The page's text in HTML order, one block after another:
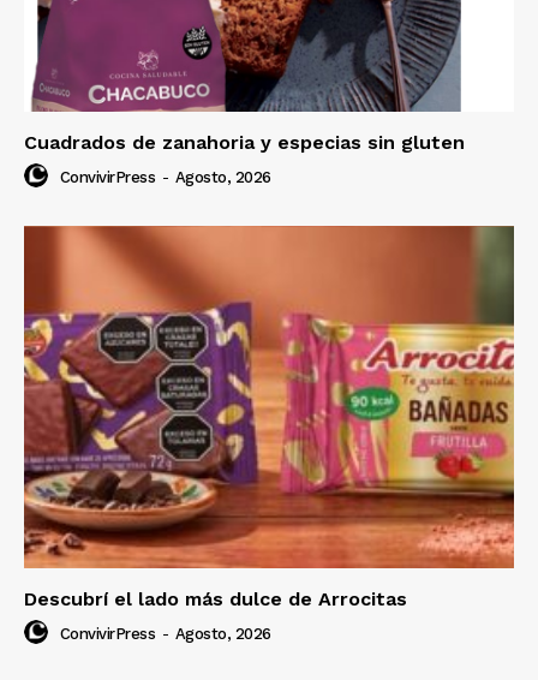
Cuadrados de zanahoria y especias sin gluten
ConvivirPress - Agosto, 2026
Descubrí el lado más dulce de Arrocitas
ConvivirPress - Agosto, 2026